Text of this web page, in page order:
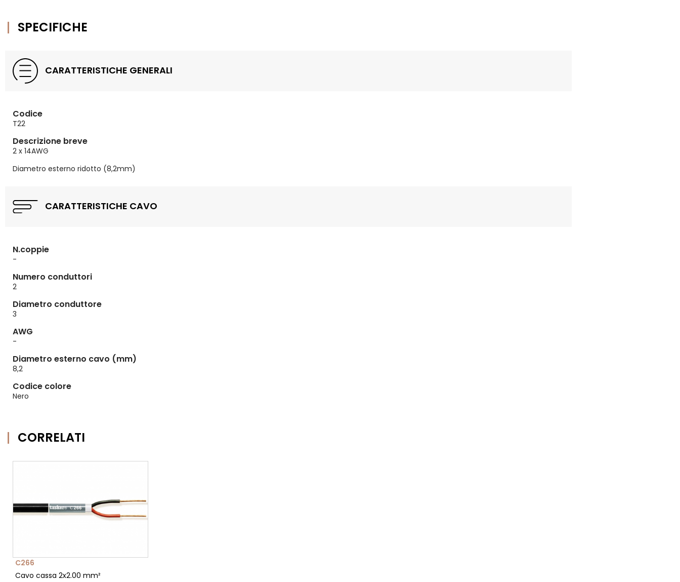
SPECIFICHE
CARATTERISTICHE GENERALI
Codice
T22
Descrizione breve
2 x 14AWG
Diametro esterno ridotto (8,2mm)
CARATTERISTICHE CAVO
N.coppie
-
Numero conduttori
2
Diametro conduttore
3
AWG
-
Diametro esterno cavo (mm)
8,2
Codice colore
Nero
CORRELATI
C266
Cavo cassa 2x2.00 mm²